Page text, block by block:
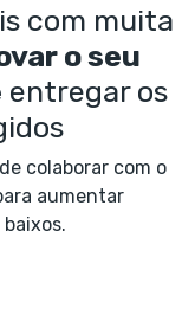
com muita
o seu
entregar os
colaborar com o
aumentar